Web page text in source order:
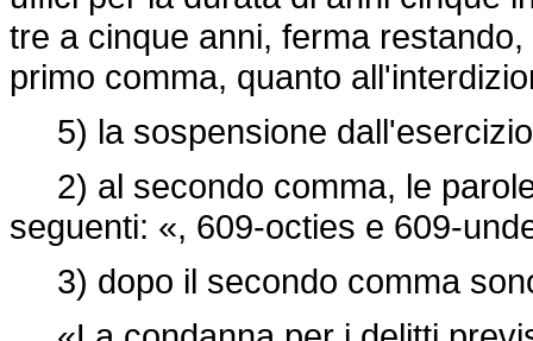
tre a cinque anni, ferma
primo comma, quanto
5) la sospensione
2) al secondo comma, le
seguenti: «, 609-octies e 609-
3) dopo il secondo comma